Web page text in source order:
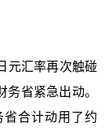
元汇率再次触碰
省紧急出动。
合计动用了约